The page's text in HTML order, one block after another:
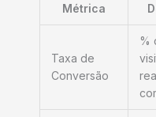
Métrica
Taxa de
Conversão
%